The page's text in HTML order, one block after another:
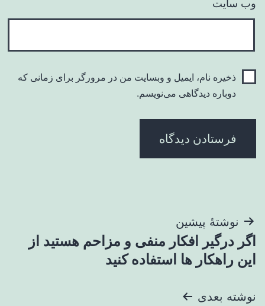
وب‌ سایت
ذخیره نام، ایمیل و وبسایت من در مرورگر برای زمانی که
دوباره دیدگاهی می‌نویسم.
راهبری
نوشته
نوشتهٔ پیشین
اگر درگیر افکار منفی و مزاحم هستید از
این راهکار ها استفاده کنید
نوشته بعدی